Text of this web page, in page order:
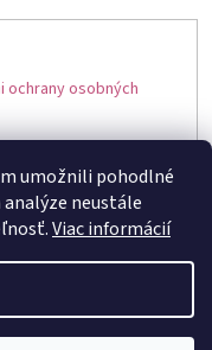
umožnili pohodlné
neustále
Viac informácií
ochrany osobných
vyhradené.Upraviť